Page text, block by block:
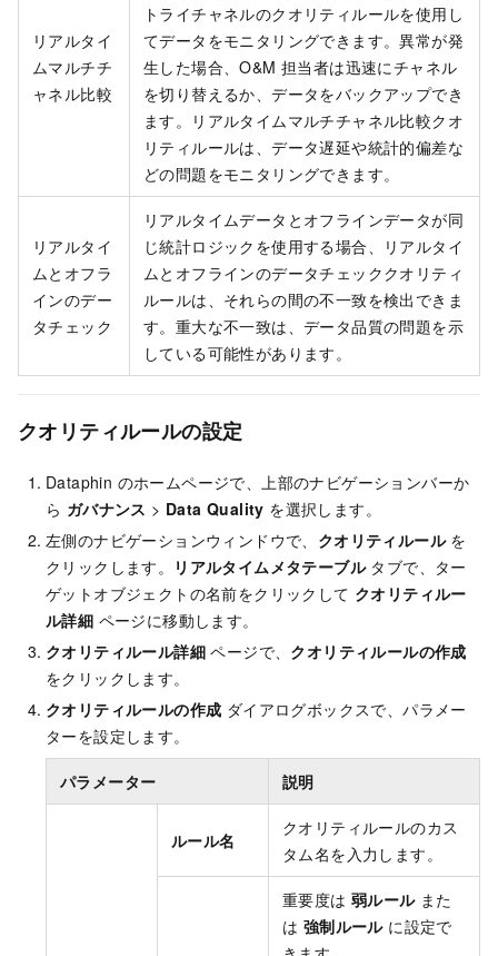
リアルタイ
ムマルチチ
ャネル比較
トライチャネルのクオリティルールを使用し
てデータをモニタリングできます。異常が発
生した場合、O&M 担当者は迅速にチャネル
を切り替えるか、データをバックアップでき
ます。リアルタイムマルチチャネル比較クオ
リティルールは、データ遅延や統計的偏差な
どの問題をモニタリングできます。
リアルタイ
ムとオフラ
インのデー
タチェック
リアルタイムデータとオフラインデータが同
じ統計ロジックを使用する場合、リアルタイ
ムとオフラインのデータチェッククオリティ
ルールは、それらの間の不一致を検出できま
す。重大な不一致は、データ品質の問題を示
している可能性があります。
クオリティルールの設定
Dataphin のホームページで、上部のナビゲーションバーか
ら ガバナンス > Data Quality を選択します。
左側のナビゲーションウィンドウで、 クオリティルールを
クリックします。
リアルタイムメタテーブルタブで、ター
ゲットオブジェクトの名前をクリックして クオリティルー
ル詳細 ページに移動します。
クオリティルール詳細 ページで、 クオリティルールの作成
をクリックします。
クオリティルールの作成 ダイアログボックスで、パラメー
ターを設定します。
パラメーター 説明
ルール名
クオリティルールのカス
タム名を入力します。
重要度は 弱ルールまた
は 強制ルールに設定で